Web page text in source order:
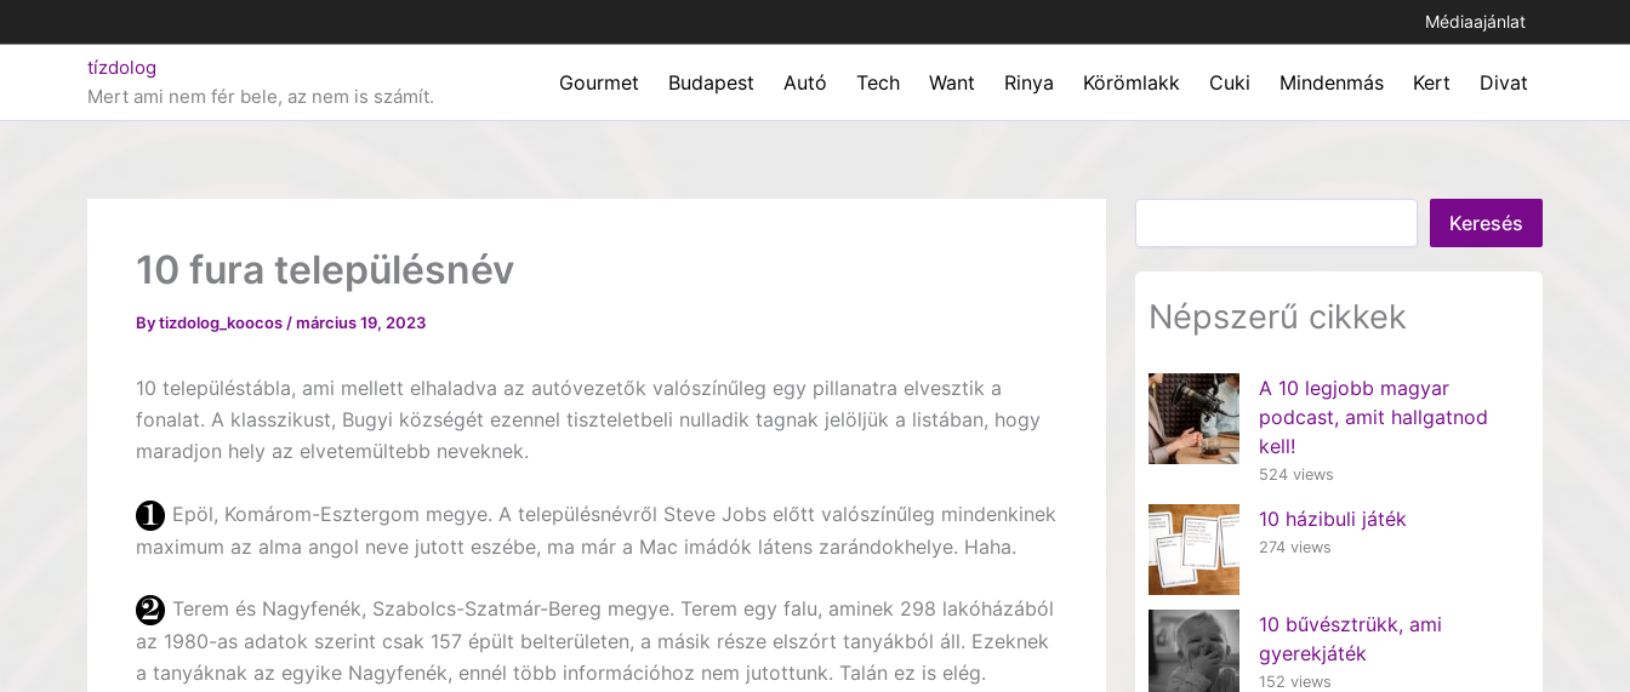
to
Médiaajánlat
tízdolog
Mert ami nem fér bele, az nem is számít.
Gourmet Budapest Autó Tech Want Rinya Körömlakk Cuki Mindenmás Kert Divat
10 fura településnév
Bytizdolog_koocos /március 19, 2023
10 településtábla, ami mellett elhaladva az autóvezetők valószínűleg egy pillanatra elvesztik a
fonalat. A klasszikust, Bugyi községét ezennel tiszteletbeli nulladik tagnak jelöljük a listában, hogy
maradjon hely az elvetemültebb neveknek.
Epöl, Komárom-Esztergom megye. A településnévről Steve Jobs előtt valószínűleg mindenkinek
maximum az alma angol neve jutott eszébe, ma már a Mac imádók látens zarándokhelye. Haha.
Terem és Nagyfenék, Szabolcs-Szatmár-Bereg megye. Terem egy falu, aminek 298 lakóházából
az 1980-as adatok szerint csak 157 épült belterületen, a másik része elszórt tanyákból áll. Ezeknek
a tanyáknak az egyike Nagyfenék, ennél több információhoz nem jutottunk. Talán ez is elég.
Keresés
Népszerű cikkek
A 10 legjobb magyar
podcast, amit hallgatnod
kell!
524 views
10 házibuli játék
274 views
10 bűvésztrükk, ami
gyerekjáték
152 views